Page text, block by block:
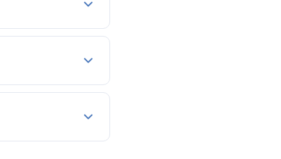
Länder bei der
Tage). Schon ein